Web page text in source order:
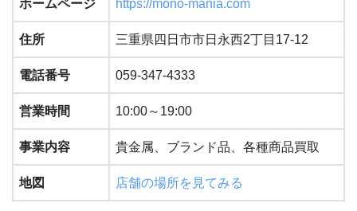
ホームページ https://mono-mania.com
住所 三重県四日市市日永西2丁目17-12
電話番号 059-347-4333
営業時間 10:00～19:00
事業内容 貴金属、ブランド品、各種商品買取
地図 店舗の場所を見てみる